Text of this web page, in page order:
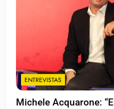
ENTREVISTAS
Michele Acquarone: